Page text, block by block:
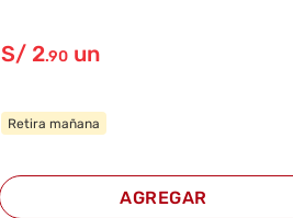
S/ 2.90 un
Retira mañana
AGREGAR